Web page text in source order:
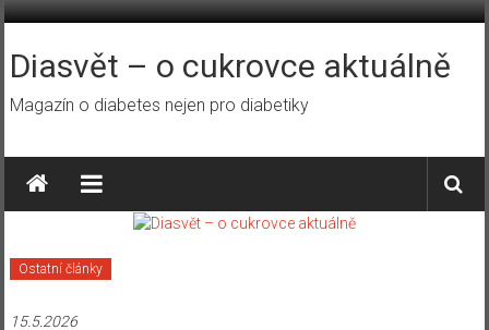
Přeskočit
obsah
Diasvět – o cukrovce aktuálně
Magazín o diabetes nejen pro diabetiky
Ostatní články
15.5.2026